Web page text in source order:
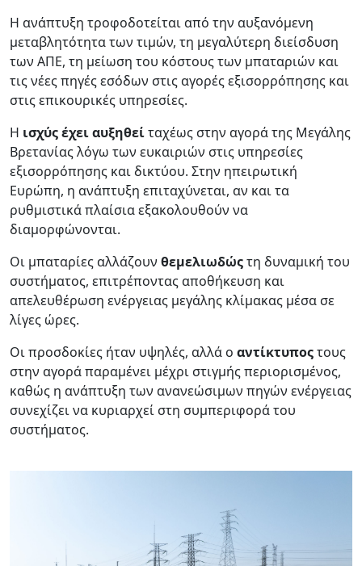
Η ανάπτυξη τροφοδοτείται από την αυξανόμενη
μεταβλητότητα των τιμών, τη μεγαλύτερη διείσδυση
των ΑΠΕ, τη μείωση του κόστους των μπαταριών και
τις νέες πηγές εσόδων στις αγορές εξισορρόπησης και
στις επικουρικές υπηρεσίες.
Η ισχύς έχει αυξηθείταχέως στην αγορά της Μεγάλης
Βρετανίας λόγω των ευκαιριών στις υπηρεσίες
εξισορρόπησης και δικτύου. Στην ηπειρωτική
Ευρώπη, η ανάπτυξη επιταχύνεται, αν και τα
ρυθμιστικά πλαίσια εξακολουθούν να
διαμορφώνονται.
Οι μπαταρίες αλλάζουν θεμελιωδώςτη δυναμική του
συστήματος, επιτρέποντας αποθήκευση και
απελευθέρωση ενέργειας μεγάλης κλίμακας μέσα σε
λίγες ώρες.
Οι προσδοκίες ήταν υψηλές, αλλά ο αντίκτυποςτους
στην αγορά παραμένει μέχρι στιγμής περιορισμένος,
καθώς η ανάπτυξη των ανανεώσιμων πηγών ενέργειας
συνεχίζει να κυριαρχεί στη συμπεριφορά του
συστήματος.